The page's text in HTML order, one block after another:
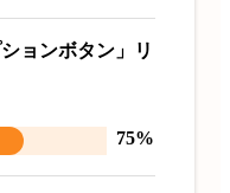
ョンボタン」リ
75%